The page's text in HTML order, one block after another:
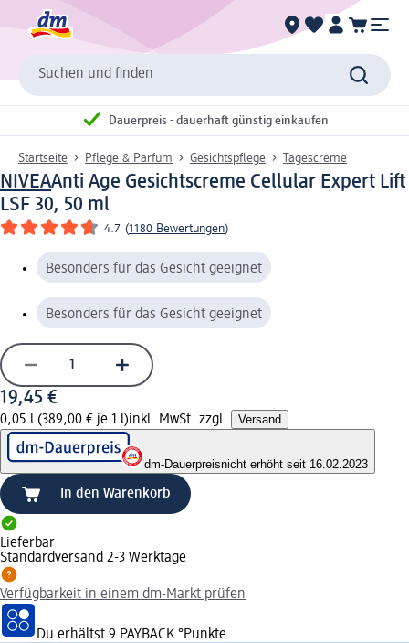
Suchen und finden
Dauerpreis - dauerhaft günstig einkaufen
Startseite Pflege & Parfum Gesichtspflege Tagescreme
NIVEAAnti Age Gesichtscreme Cellular Expert Lift
LSF 30, 50 ml
4.7 (1180 Bewertungen)
Besonders für das Gesicht geeignet
Besonders für das Gesicht geeignet
19,45 €
0,05 l (389,00 € je 1 l)inkl. MwSt. zzgl. Versand
dm-Dauerpreisnicht erhöht seit 16.02.2023
In den Warenkorb
Lieferbar
Standardversand 2-3 Werktage
Verfügbarkeit in einem dm-Markt prüfen
Du erhältst 9 PAYBACK °Punkte